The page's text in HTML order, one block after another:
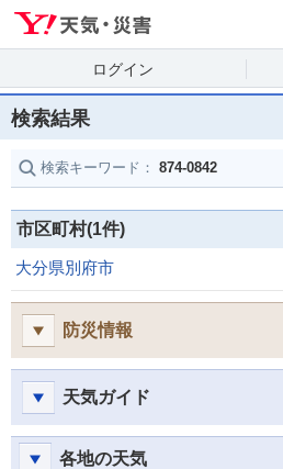
ログイン
検索結果
検索キーワード： 874-0842
市区町村(1件)
大分県別府市
防災情報
天気ガイド
各地の天気